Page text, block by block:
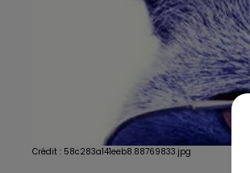
Crédit : 58c283a141eeb8.88769833.jpg